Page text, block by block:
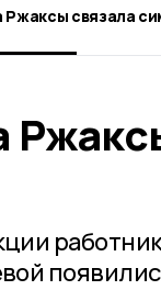
связала